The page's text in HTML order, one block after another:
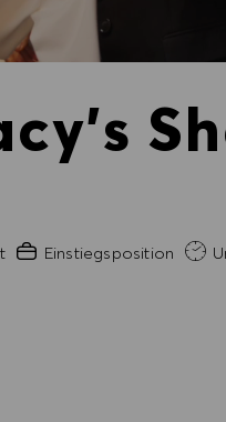
Erfahrung erforderlich
Einstiegsposition